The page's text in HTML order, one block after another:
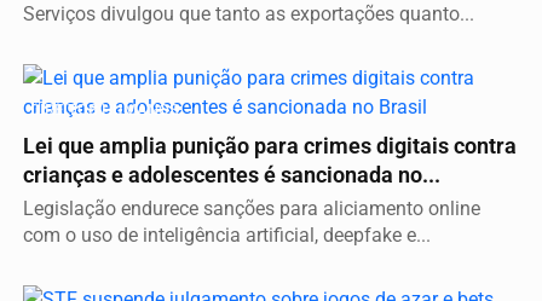
Serviços divulgou que tanto as exportações quanto...
DIREITOS HUMANOS
Lei que amplia punição para crimes digitais contra
crianças e adolescentes é sancionada no...
Legislação endurece sanções para aliciamento online
com o uso de inteligência artificial, deepfake e...